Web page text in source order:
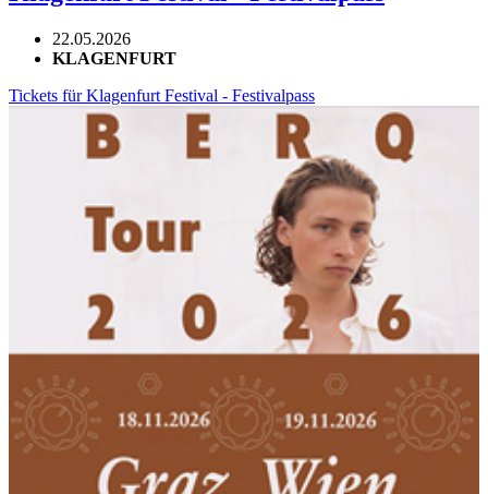
22.05.2026
KLAGENFURT
Tickets für Klagenfurt Festival - Festivalpass